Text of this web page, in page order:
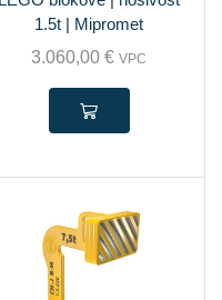
1.5t | Mipromet
3.060,00€ VPC